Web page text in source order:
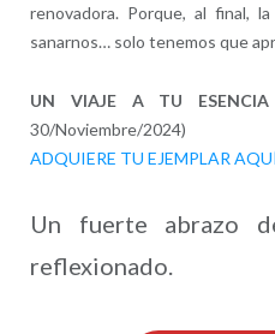
renovadora. Porque, al final,
sanarnos… solo tenemos que
UN VIAJE A TU
30/Noviembre/2024)
ADQUIERE TU EJEMPLAR
Un fuerte abrazo
reflexionado.